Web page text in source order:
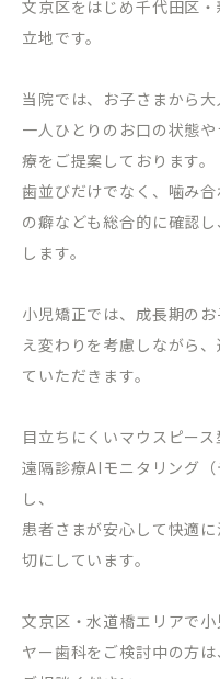
文京区をはじめ千代田区
立地です。
当院では、お子さまから大
一人ひとりのお口の状態
療をご提案しております。
歯並びだけでなく、噛み
の癖なども総合的に確認
します。
小児矯正では、成長期の
え変わりを考慮しながら
ていただきます。
目立ちにくいマウスピー
遠隔診療AIモニタリング
し、
患者さまが安心して快適
切にしています。
文京区・水道橋エリアで
ヤー歯科をご検討中の方